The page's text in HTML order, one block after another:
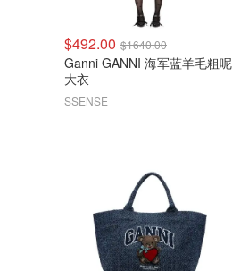
$492.00 $1640.00
Ganni GANNI 海军蓝羊毛粗呢
大衣
SSENSE